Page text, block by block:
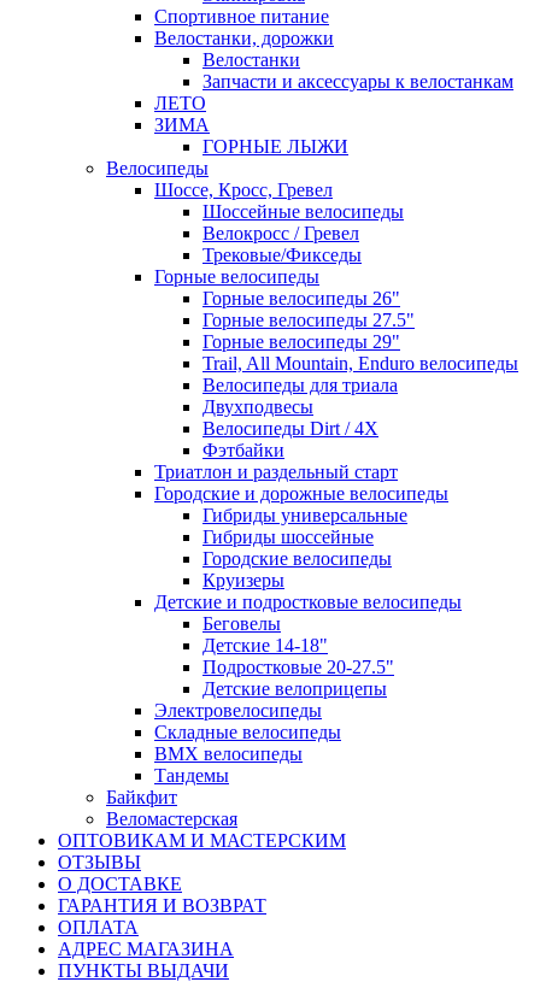
Спортивное питание
Велостанки, дорожки
Велостанки
Запчасти и аксессуары к велостанкам
ЛЕТО
ЗИМА
ГОРНЫЕ ЛЫЖИ
Велосипеды
Шоссе, Кросс, Гревел
Шоссейные велосипеды
Велокросс / Гревел
Трековые/Фикседы
Горные велосипеды
Горные велосипеды 26"
Горные велосипеды 27.5"
Горные велосипеды 29"
Trail, All Mountain, Enduro велосипеды
Велосипеды для триала
Двухподвесы
Велосипеды Dirt / 4X
Фэтбайки
Триатлон и раздельный старт
Городские и дорожные велосипеды
Гибриды универсальные
Гибриды шоссейные
Городские велосипеды
Круизеры
Детские и подростковые велосипеды
Беговелы
Детские 14-18"
Подростковые 20-27.5"
Детские велоприцепы
Электровелосипеды
Складные велосипеды
BMX велосипеды
Тандемы
Байкфит
Веломастерская
ОПТОВИКАМ И МАСТЕРСКИМ
ОТЗЫВЫ
О ДОСТАВКЕ
ГАРАНТИЯ И ВОЗВРАТ
ОПЛАТА
АДРЕС МАГАЗИНА
ПУНКТЫ ВЫДАЧИ